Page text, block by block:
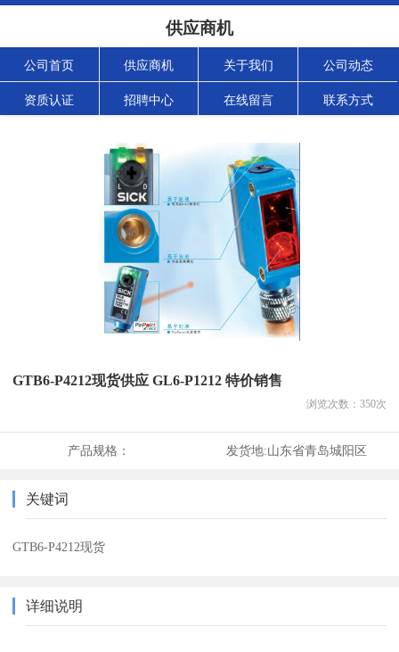
供应商机
公司首页 供应商机 关于我们 公司动态
资质认证 招聘中心 在线留言 联系方式
GTB6-P4212现货供应 GL6-P1212 特价销售
浏览次数： 350次
产品规格： 发货地:山东省青岛城阳区
关键词
GTB6-P4212现货
详细说明